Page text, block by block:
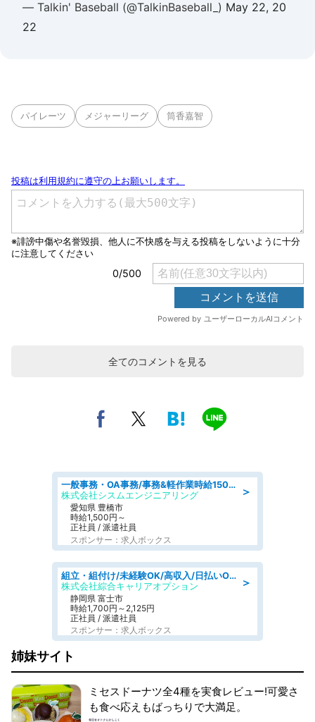
— Talkin' Baseball (@TalkinBaseball_) May 22, 20
22
パイレーツ メジャーリーグ 筒香嘉智
全てのコメントを見る
＞
一般事務・OA事務/事務&軽作業時給1500円土日祝休み各種社保完備
株式会社シスムエンジニアリング
愛知県 豊橋市
時給1,500円～
正社員 / 派遣社員
スポンサー：求人ボックス
＞
組立・組付け/未経験OK/高収入/日払いOK/寮費無料/交替制
株式会社綜合キャリアオプション
静岡県 富士市
時給1,700円～2,125円
正社員 / 派遣社員
スポンサー：求人ボックス
姉妹サイト
ミセスドーナツ全4種を実食レビュー!可愛さ
も食べ応えもばっちりで大満足。